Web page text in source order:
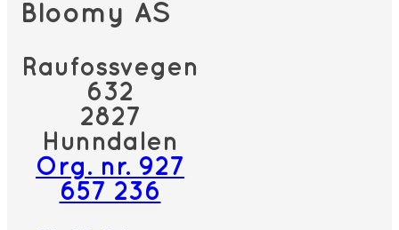
Bloomy AS
Raufossvegen
632
2827
Hunndalen
Org. nr. 927
657 236